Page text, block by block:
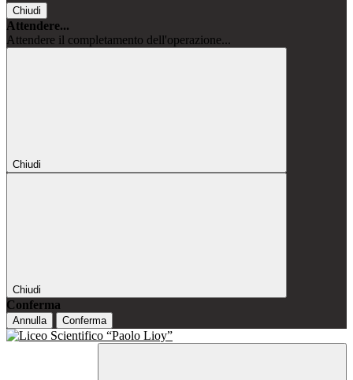
Chiudi
Attendere...
Attendere il completamento dell'operazione...
Chiudi
Chiudi
Conferma
Annulla Conferma